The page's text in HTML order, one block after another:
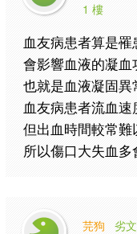
1 樓
血友病患者算是
會影響血液的凝
也就是血液凝固異
血友病患者流血
但出血時間較常難
所以傷口大失血
芫狗 劣